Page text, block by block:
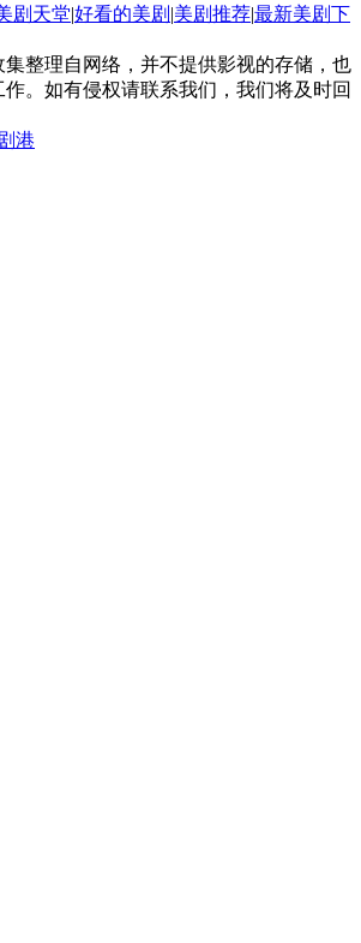
剧天堂|好看的美剧 |美剧推荐|最新美剧下
整理自网络，并不提供影视的存储，也
。如有侵权请联系我们，我们将及时回
港